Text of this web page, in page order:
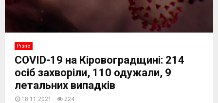
Різне
COVID-19 на Кіровоградщині: 214
осіб захворіли, 110 одужали, 9
летальних випадків
18.11.2021 224